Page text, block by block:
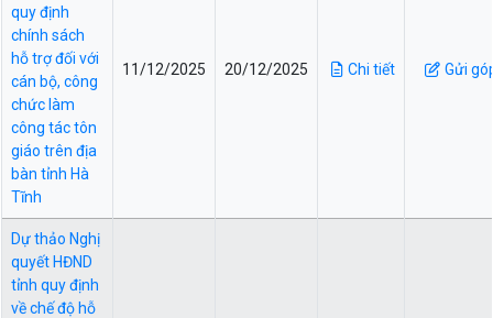
quy định
chính sách
hỗ trợ đối với
cán bộ, công
chức làm
công tác tôn
giáo trên địa
bàn tỉnh Hà
Tĩnh
11/12/2025 20/12/2025 Chi tiết Gửi
Dự thảo Nghị
quyết HĐND
tỉnh quy định
về chế độ hỗ